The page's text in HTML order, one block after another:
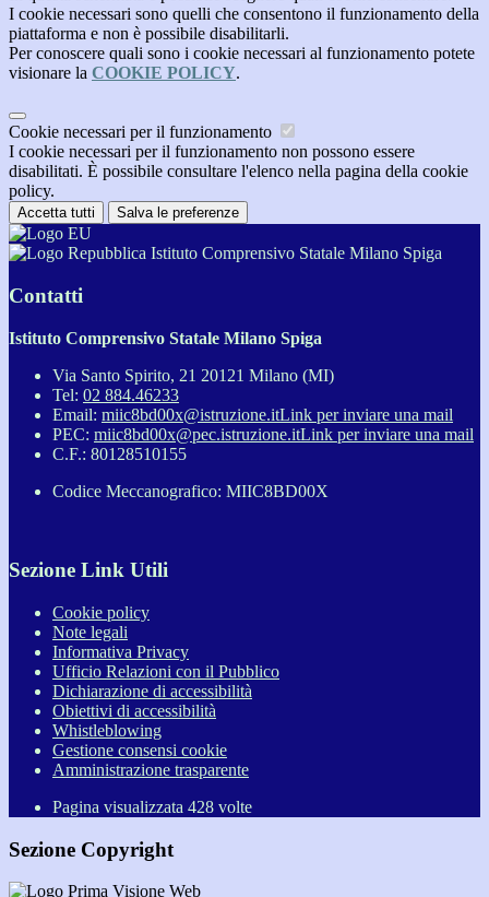
I cookie necessari sono quelli che consentono il funzionamento della
piattaforma e non è possibile disabilitarli.
Per conoscere quali sono i cookie necessari al funzionamento potete
visionare la COOKIE POLICY.
Cookie necessari per il funzionamento
I cookie necessari per il funzionamento non possono essere
disabilitati. È possibile consultare l'elenco nella pagina della cookie
policy.
Accetta tutti Salva le preferenze
Istituto Comprensivo Statale Milano Spiga
Contatti
Istituto Comprensivo Statale Milano Spiga
Via Santo Spirito, 21 20121 Milano (MI)
Tel: 02 884.46233
Email: miic8bd00x@istruzione.itLink per inviare una mail
PEC: miic8bd00x@pec.istruzione.itLink per inviare una mail
C.F.: 80128510155
Codice Meccanografico: MIIC8BD00X
Sezione Link Utili
Cookie policy
Note legali
Informativa Privacy
Ufficio Relazioni con il Pubblico
Dichiarazione di accessibilità
Obiettivi di accessibilità
Whistleblowing
Gestione consensi cookie
Amministrazione trasparente
Pagina visualizzata 428 volte
Sezione Copyright